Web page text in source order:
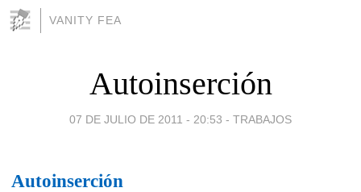
VANITY FEA
Autoinserción
07 DE JULIO DE 2011 - 20:53 - TRABAJOS
Autoinserción